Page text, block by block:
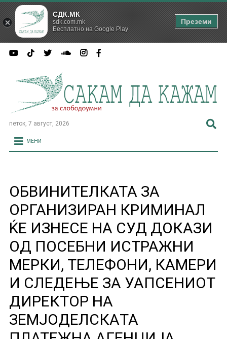
петок, 7 август, 2026
МЕНИ
ОБВИНИТЕЛКАТА ЗА
ОРГАНИЗИРАН КРИМИНАЛ
ЌЕ ИЗНЕСЕ НА СУД ДОКАЗИ
ОД ПОСЕБНИ ИСТРАЖНИ
МЕРКИ, ТЕЛЕФОНИ, КАМЕРИ
И СЛЕДЕЊЕ ЗА УАПСЕНИОТ
ДИРЕКТОР НА
ЗЕМЈОДЕЛСКAТА
СДК.МК
sdk.com.mk
Бесплатно на Google Play
Преземи